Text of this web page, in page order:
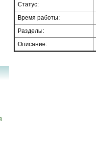
Статус:
Время работы:
Разделы:
Описание: